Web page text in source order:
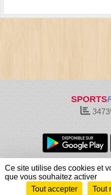
SPORTS
Charte cookies
Informations légales
Envie de participer ?
Ce site utilise des cookies et
que vous souhaitez activer
Tout accepter
Tout